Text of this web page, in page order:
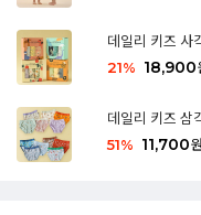
데일리 키즈 사
21% 18,900
데일리 키즈 삼
51% 11,700원